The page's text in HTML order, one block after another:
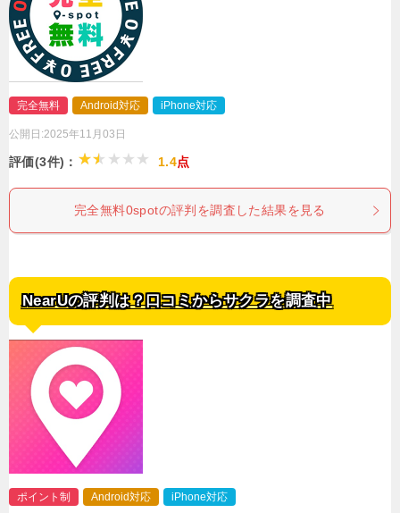
完全無料 Android対応 iPhone対応
公開日:2025年11月03日
評価(3件)： 1.4点
完全無料0spotの評判を調査した結果を見る
NearUの評判は？口コミからサクラを調査中
ポイント制 Android対応 iPhone対応